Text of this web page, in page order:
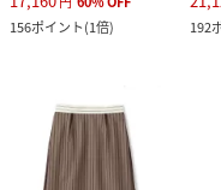
156ポイント(1倍)
192